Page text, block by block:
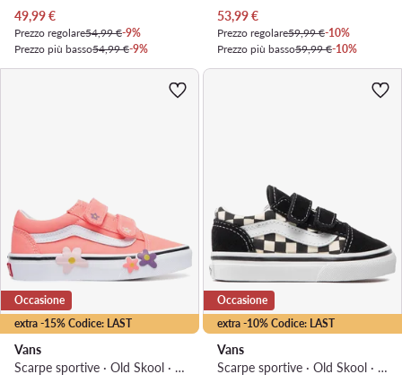
Prezzo attuale
49,99€
Prezzo regolare54,99 €-9%
Prezzo più basso54,99 €-9%
Prezzo attuale
53,99€
Prezzo regolare59,99 €-10%
Prezzo più basso59,99 €-10%
extra -15% Codice: LAST
Occasione
Vans
Scarpe sportive · Old Skool · Rosa
extra -10% Codice: LAST
Occasione
Vans
Scarpe sportive · Old Skool · Nero